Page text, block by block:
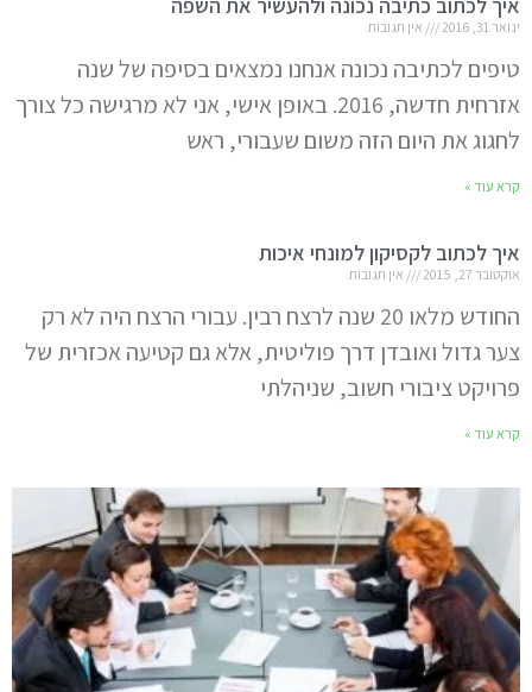
ינואר 31, 2016 אין תגובות
טיפים לכתיבה נכונה אנחנו נמצאים בסיפה של שנה
אזרחית חדשה, 2016. באופן אישי, אני לא מרגישה כל צורך
לחגוג את היום הזה משום שעבורי, ראש
קרא עוד »
איך לכתוב לקסיקון למונחי איכות
אוקטובר 27, 2015 אין תגובות
החודש מלאו 20 שנה לרצח רבין. עבורי הרצח היה לא רק
צער גדול ואובדן דרך פוליטית, אלא גם קטיעה אכזרית של
פרויקט ציבורי חשוב, שניהלתי
קרא עוד »